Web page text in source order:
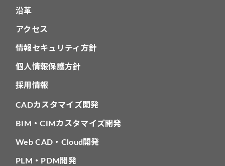
沿革
アクセス
情報セキュリティ方針
個人情報保護方針
採用情報
CADカスタマイズ開発
BIM・CIMカスタマイズ開発
Web CAD・Cloud開発
PLM・PDM開発